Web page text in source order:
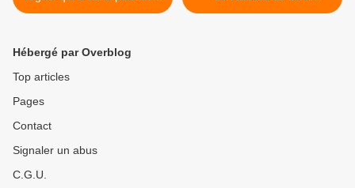
croissance économique
commerce entre le
Hébergé par Overblog
Top articles
Pages
Contact
Signaler un abus
C.G.U.